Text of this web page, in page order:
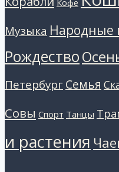
Кофе
Музыка Народные
Рождество
ПетербургСемья
Совы Спорт Танцы
и растения